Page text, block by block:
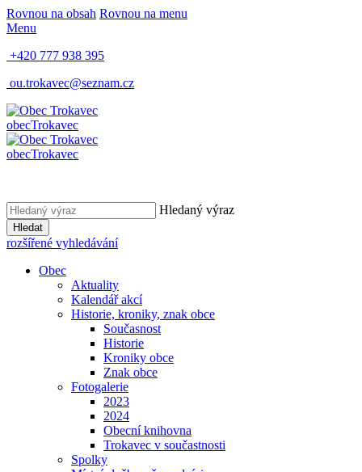
Rovnou na obsah Rovnou na menu
Menu
+420 777 938 395
ou.trokavec@seznam.cz
obecTrokavec
obecTrokavec
Hledaný výraz
Hledat
rozšířené vyhledávání
Obec
Aktuality
Kalendář akcí
Historie, kroniky, znak obce
Současnost
Historie
Kroniky obce
Znak obce
Fotogalerie
2023
2024
Obecní knihovna
Trokavec v součastnosti
Spolky